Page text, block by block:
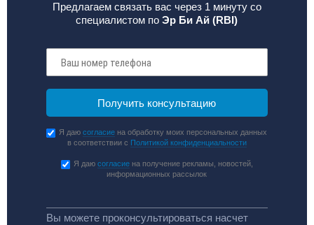
Предлагаем связать вас через 1 минуту со
специалистом поЭр Би Ай (RBI)
Я даюсогласие на обработку моих персональных данных
в соответствии с Политикой конфиденциальности
Я даю согласиена получение рекламы, новостей,
информационных рассылок
Вы можете проконсультироваться насчет